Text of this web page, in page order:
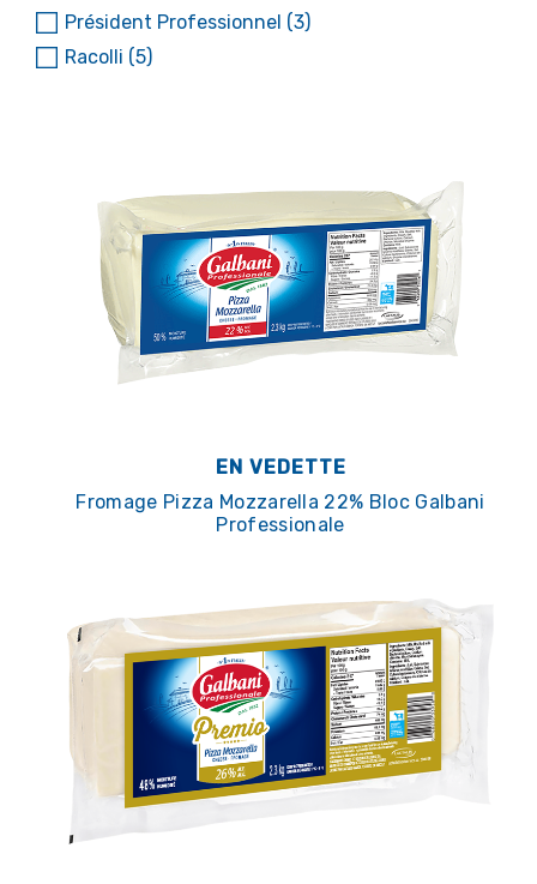
Président Professionnel (3)
Racolli (5)
EN VEDETTE
Fromage Pizza Mozzarella 22% Bloc Galbani
Professionale